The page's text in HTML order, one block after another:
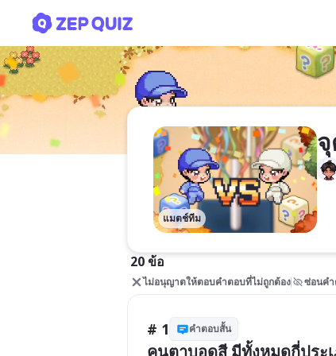
แมตช์ทีม
20 ข้อ
ไม่อนุญาตให้ตอบคำตอบที่ไม่ถูกต้อง ซ่อนค
# 1 คำตอบสั้น
คนตาบอดสี มีทั้งหมดกี่ประ